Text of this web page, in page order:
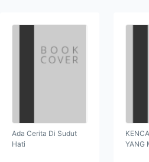
Ada Cerita Di Sudut
Hati
YANG